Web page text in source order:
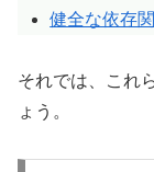
健全な依存
それでは、これ
ょう。